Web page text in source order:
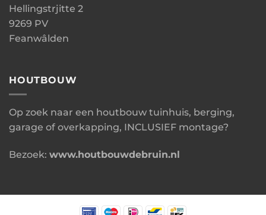
Hellingstrjitte 2
9269 PV
Feanwâlden
HOUTBOUW
Op zoek naar een houtbouw tuinhuis, berging,
garage of overkapping, INCLUSIEF montage?
Bezoek: www.houtbouwdebruin.nl